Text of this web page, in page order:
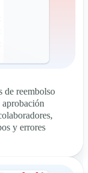
de reembolso
y errores